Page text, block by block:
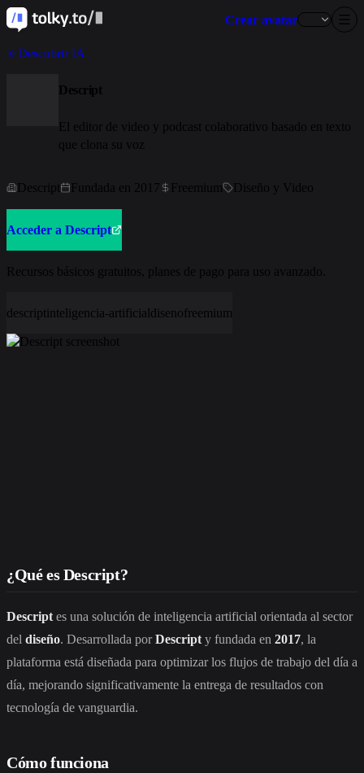
Crear avatar
Descubrir IA
Descript
El editor de video y podcast colaborativo basado en texto
que clona su voz
Descript Fundada en 2017 Freemium Diseño y Video
Acceder a Descript
Recursos básicos gratuitos, planes de pago para uso avanzado.
descriptinteligencia-artificialdisenofreemium
¿Qué es Descript?
Descriptes una solución de inteligencia artificial orientada al sector
del diseño. Desarrollada porDescripty fundada en 2017, la
plataforma está diseñada para optimizar los flujos de trabajo del día a
día, mejorando significativamente la entrega de resultados con
tecnología de vanguardia.
Cómo funciona